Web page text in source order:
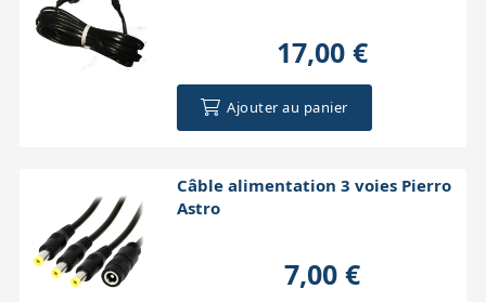
17,00 €
Ajouter au panier
Câble alimentation 3 voies Pierro
Astro
7,00 €